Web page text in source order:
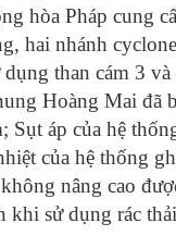
hòa Pháp cung
hai nhánh
than cám 3
Hoàng Mai đã
Sụt áp của hệ
của hệ thống
nâng cao
sử dụng rác